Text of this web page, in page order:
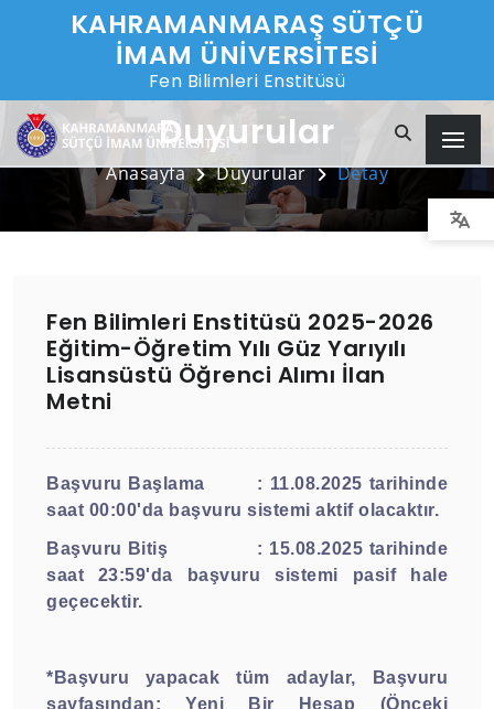
KAHRAMANMARAŞ SÜTÇÜ
İMAM ÜNİVERSİTESİ
Fen Bilimleri Enstitüsü
Duyurular
Anasayfa Duyurular Detay
Fen Bilimleri Enstitüsü 2025-2026
Eğitim-Öğretim Yılı Güz Yarıyılı
Lisansüstü Öğrenci Alımı İlan
Metni
Başvuru Başlama : 11.08.2025 tarihinde
saat 00:00'da başvuru sistemi aktif olacaktır.
Başvuru Bitiş : 15.08.2025 tarihinde
saat 23:59'da başvuru sistemi pasif hale
geçecektir.
*Başvuru yapacak tüm adaylar, Başvuru
sayfasından;Yeni Bir Hesap (Önceki